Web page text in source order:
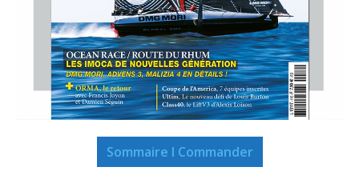
Sommaire I Commander